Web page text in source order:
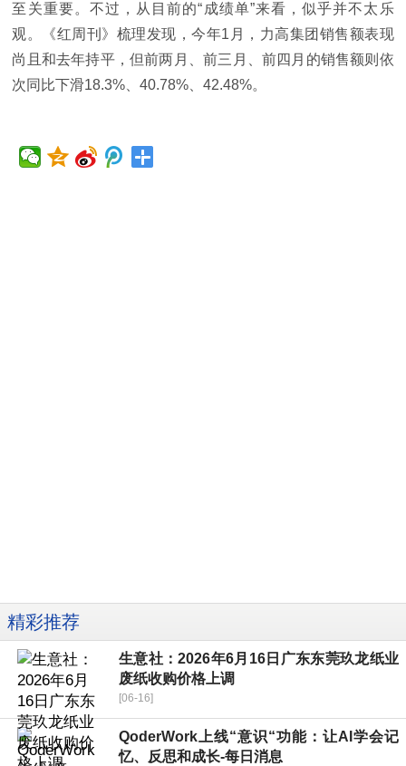
至关重要。不过，从目前的“成绩单”来看，似乎并不太乐
观。《红周刊》梳理发现，今年1月，力高集团销售额表现
尚且和去年持平，但前两月、前三月、前四月的销售额则依
次同比下滑18.3%、40.78%、42.48%。
精彩推荐
生意社：2026年6月16日广东东莞玖龙纸业
废纸收购价格上调
[06-16]
QoderWork上线“意识“功能：让AI学会记
忆、反思和成长-每日消息